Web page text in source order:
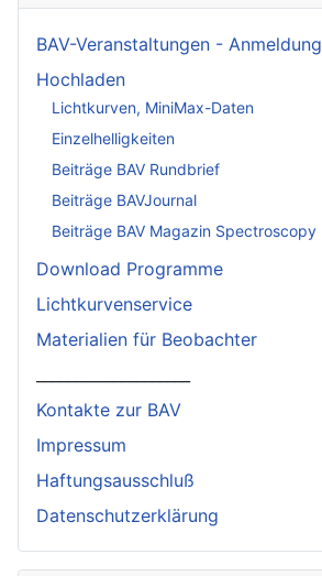
BAV-Veranstaltungen - Anmeldung
Hochladen
Lichtkurven, MiniMax-Daten
Einzelhelligkeiten
Beiträge BAV Rundbrief
Beiträge BAVJournal
Beiträge BAV Magazin Spectroscopy
Download Programme
Lichtkurvenservice
Materialien für Beobachter
Kontakte zur BAV
Impressum
Haftungsausschluß
Datenschutzerklärung